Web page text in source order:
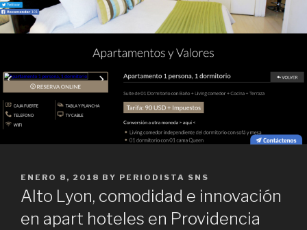
POSTED
ON
ENERO 8, 2018 BY PERIODISTA SNS
Alto Lyon, comodidad e innovación
en apart hoteles en Providencia